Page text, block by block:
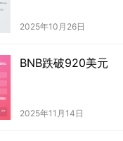
2025年10月26日
BNB跌破920美元
2025年11月14日